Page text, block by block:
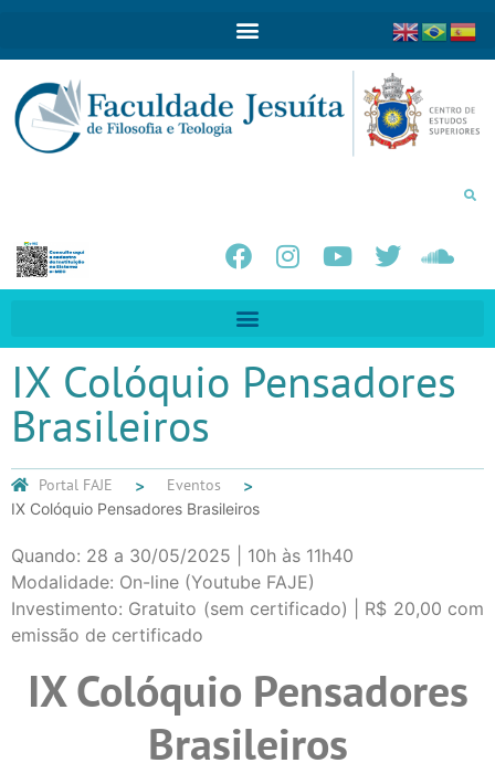
IX Colóquio Pensadores
Brasileiros
Portal FAJE Eventos
IX Colóquio Pensadores Brasileiros
Quando: 28 a 30/05/2025 | 10h às 11h40
Modalidade: On-line (Youtube FAJE)
Investimento: Gratuito (sem certificado) | R$ 20,00 com
emissão de certificado
IX Colóquio Pensadores
Brasileiros